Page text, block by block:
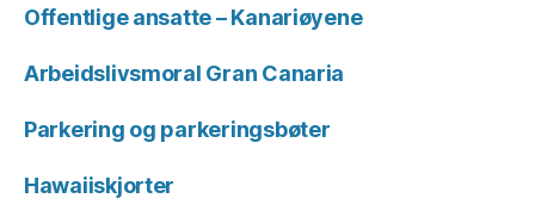
Offentlige ansatte – Kanariøyene
Arbeidslivsmoral Gran Canaria
Parkering og parkeringsbøter
Hawaiiskjorter